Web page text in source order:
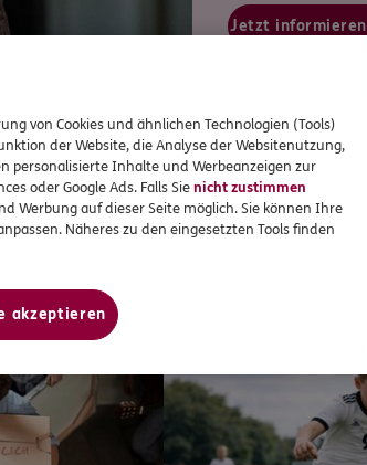
Jetzt informieren
Vorsorge
Produkte
von Cookies und ähnlichen Technologien (Tools)
der Website, die Analyse der Websitenutzung,
personalisierte Inhalte und Werbeanzeigen zur
oder Google Ads. Falls Sienicht zustimmen
Werbung auf dieser Seite möglich. Sie können Ihre
Näheres zu den eingesetzten Tools finden
akzeptieren